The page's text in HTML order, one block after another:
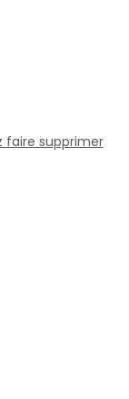
faire supprimer